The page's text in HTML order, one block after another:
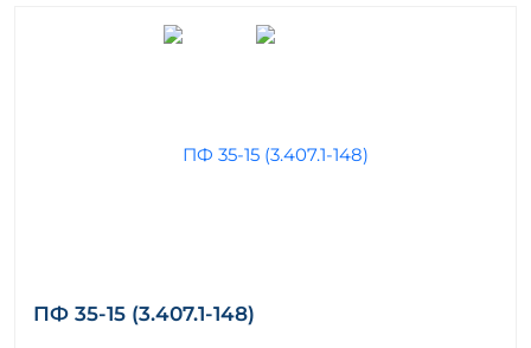
ПФ 35-15 (3.407.1-148)